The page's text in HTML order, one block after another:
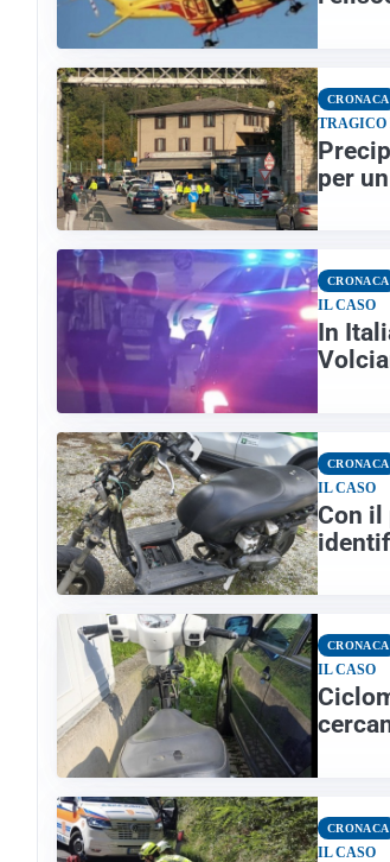
CRONACA
TRAGICO
per
CRONACA
IL CASO
In
CRONACA
IL CASO
Con il
CRONACA
IL CASO
CRONACA
IL CASO